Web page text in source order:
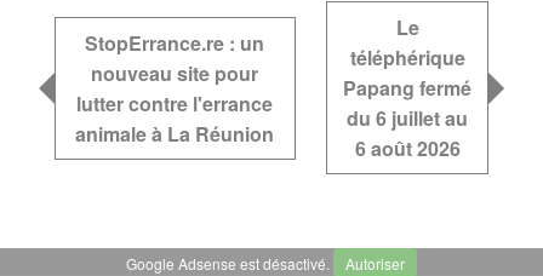
StopErrance.re : un
nouveau site pour
lutter contre l'errance
animale à La Réunion
Le
téléphérique
Papang fermé
du 6 juillet au
6 août 2026
Google Adsense est désactivé. Autoriser